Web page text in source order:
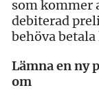
som kommer
debiterad
behöva
Lämna en ny
om